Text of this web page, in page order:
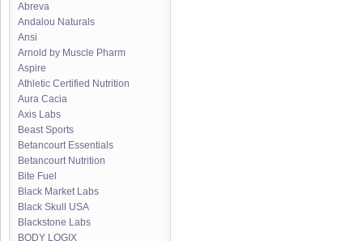
Abreva
Andalou Naturals
Ansi
Arnold by Muscle Pharm
Aspire
Athletic Certified Nutrition
Aura Cacia
Axis Labs
Beast Sports
Betancourt Essentials
Betancourt Nutrition
Bite Fuel
Black Market Labs
Black Skull USA
Blackstone Labs
BODY LOGIX